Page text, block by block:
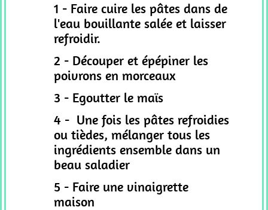
1 - Faire cuire les pâtes dans de
l'eau bouillante salée et laisser
refroidir.
2 - Découper et épépiner les
poivrons en morceaux
3 - Egoutter le maïs
4 - Une fois les pâtes refroidies
ou tièdes, mélanger tous les
ingrédients ensemble dans un
beau saladier
5 - Faire une vinaigrette
maison